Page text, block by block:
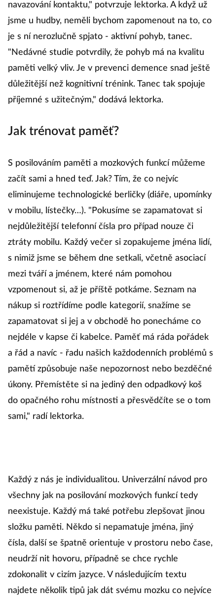
navazování kontaktu," potvrzuje lektorka. A když už
jsme u hudby, neměli bychom zapomenout na to, co
je s ní nerozlučně spjato - aktivní pohyb, tanec.
"Nedávné studie potvrdily, že pohyb má na kvalitu
paměti velký vliv. Je v prevenci demence snad ještě
důležitější než kognitivní trénink. Tanec tak spojuje
příjemné s užitečným," dodává lektorka.
Jak trénovat paměť?
S posilováním paměti a mozkových funkcí můžeme
začít sami a hned teď. Jak? Tím, že co nejvíc
eliminujeme technologické berličky (diáře, upomínky
v mobilu, lístečky…). "Pokusíme se zapamatovat si
nejdůležitější telefonní čísla pro případ nouze či
ztráty mobilu. Každý večer si zopakujeme jména lidí,
s nimiž jsme se během dne setkali, včetně asociací
mezi tváří a jménem, které nám pomohou
vzpomenout si, až je příště potkáme. Seznam na
nákup si roztřídíme podle kategorií, snažíme se
zapamatovat si jej a v obchodě ho ponecháme co
nejdéle v kapse či kabelce. Paměť má ráda pořádek
a řád a navíc - řadu našich každodenních problémů s
pamětí způsobuje naše nepozornost nebo bezděčné
úkony. Přemístěte si na jediný den odpadkový koš
do opačného rohu místnosti a přesvědčíte se o tom
sami," radí lektorka.
Každý z nás je individualitou. Univerzální návod pro
všechny jak na posilování mozkových funkcí tedy
neexistuje. Každý má také potřebu zlepšovat jinou
složku paměti. Někdo si nepamatuje jména, jiný
čísla, další se špatně orientuje v prostoru nebo čase,
neudrží nit hovoru, případně se chce rychle
zdokonalit v cizím jazyce. V následujícím textu
najdete několik tipů jak dát svému mozku co nejvíce